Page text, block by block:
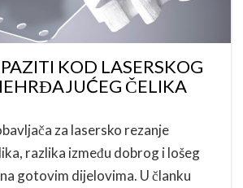
KOD LASERSKOG
ČELIKA
za lasersko rezanje
razlika između dobrog i lošeg
gotovim dijelovima. U članku